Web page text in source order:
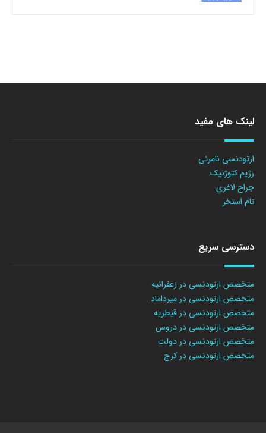
لینک های مفید
ارتودنسی نامرئی
رژیم کتوژنیک
جراح لاغری
تام استخر
دسترسی سریع
متخصص ارتودنسی در زعفرانیه
متخصص ارتودنسی در میرداماد
متخصص ارتودنسی در قیطریه
متخصص ارتودنسی در دروس
متخصص ارتودنسی در دولت
متخصص ارتودنسی در کرج